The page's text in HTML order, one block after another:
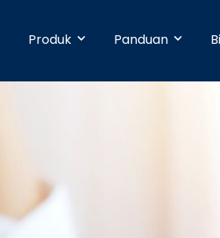
businesses
Produk Panduan